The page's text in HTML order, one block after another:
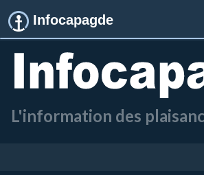
Infocapagde
L'information des